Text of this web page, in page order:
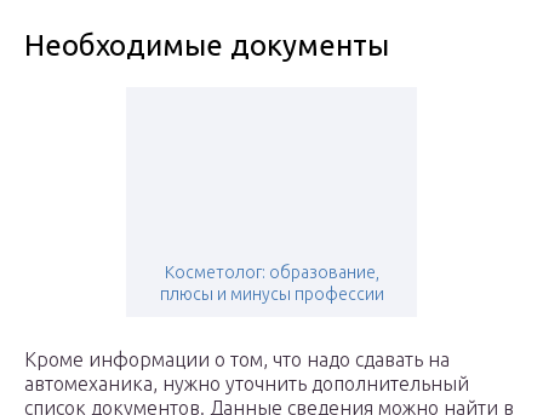
Необходимые документы
Косметолог: образование,
плюсы и минусы профессии
Кроме информации о том, что надо сдавать на
автомеханика, нужно уточнить дополнительный
список документов. Данные сведения можно найти в